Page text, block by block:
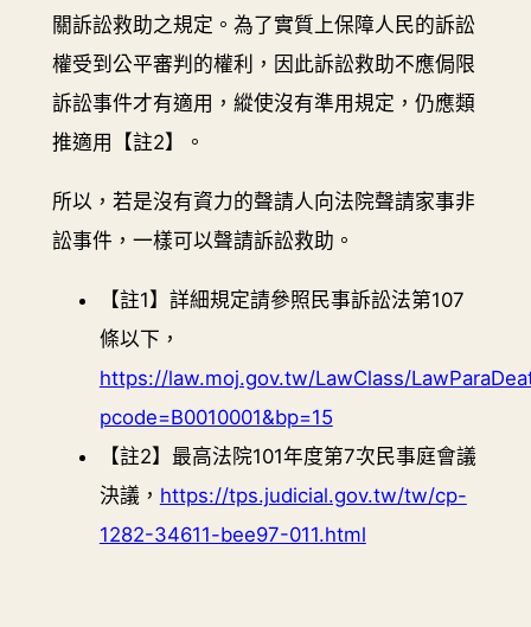
關訴訟救助之規定。為了實質上保障人民的訴訟
權受到公平審判的權利，因此訴訟救助不應侷限
訴訟事件才有適用，縱使沒有準用規定，仍應類
推適用【註2】。
所以，若是沒有資力的聲請人向法院聲請家事非
訟事件，一樣可以聲請訴訟救助。
【註1】詳細規定請參照民事訴訟法第107
條以下，
https://law.moj.gov.tw/LawClass/
pcode=B0010001&bp=15
【註2】最高法院101年度第7次民事庭會議
決議， https://tps.judicial.gov.tw/tw/cp-
1282-34611-bee97-011.html